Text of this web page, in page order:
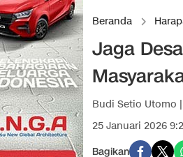
Beranda
Jaga
Budi Setio Utomo |
25 Januari 2026
Bagikan